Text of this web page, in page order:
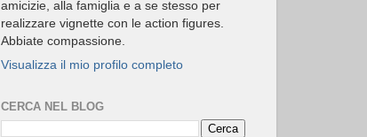
amicizie, alla famiglia e a se stesso per
realizzare vignette con le action figures.
Abbiate compassione.
Visualizza il mio profilo completo
CERCA NEL BLOG